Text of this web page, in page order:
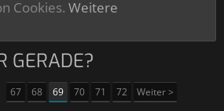
Cookies. Weitere
GERADE?
67 68 69 70 71 72 Weiter >